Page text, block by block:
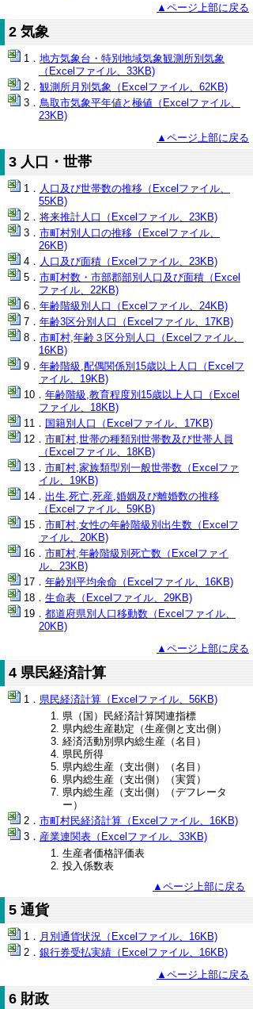
▲ページ上部に戻る
2 気象
地方気象台・特別地域気象観測所別気象
（Excelファイル、33KB)
観測所月別気象（Excelファイル、62KB)
鳥取市気象平年値と極値（Excelファイル、
23KB)
▲ページ上部に戻る
3 人口・世帯
人口及び世帯数の推移（Excelファイル、
55KB)
将来推計人口（Excelファイル、23KB)
市町村別人口の推移（Excelファイル、
26KB)
人口及び面積（Excelファイル、23KB)
市町村数・市部郡部別人口及び面積（Excel
ファイル、22KB)
年齢階級別人口（Excelファイル、24KB)
年齢3区分別人口（Excelファイル、17KB)
市町村,年齢３区分別人口（Excelファイル、
16KB)
年齢階級,配偶関係別15歳以上人口（Excelフ
ァイル、19KB)
年齢階級,教育程度別15歳以上人口（Excel
ファイル、18KB)
国籍別人口（Excelファイル、17KB)
市町村,世帯の種類別世帯数及び世帯人員
（Excelファイル、18KB)
市町村,家族類型別一般世帯数（Excelファ
イル、19KB)
出生,死亡,死産,婚姻及び離婚数の推移
（Excelファイル、59KB)
市町村,女性の年齢階級別出生数（Excelフ
ァイル、20KB)
市町村,年齢階級別死亡数（Excelファイ
ル、23KB)
年齢別平均余命（Excelファイル、16KB)
生命表（Excelファイル、29KB)
都道府県別人口移動数（Excelファイル、
20KB)
▲ページ上部に戻る
4 県民経済計算
県民経済計算（Excelファイル、56KB)
県（国）民経済計算関連指標
県内総生産勘定（生産側と支出側）
経済活動別県内総生産（名目）
県民所得
県内総生産（支出側）（名目）
県内総生産（支出側）（実質）
県内総生産（支出側）（デフレータ
ー）
市町村民経済計算（Excelファイル、16KB)
産業連関表（Excelファイル、33KB)
生産者価格評価表
投入係数表
▲ページ上部に戻る
5 通貨
月別通貨状況（Excelファイル、16KB)
銀行券受払実績（Excelファイル、16KB)
▲ページ上部に戻る
6 財政